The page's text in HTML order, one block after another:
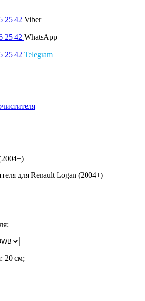
25 42 Viber
25 42 WhatsApp
25 42 Telegram
для Renault Logan (2004+)
: 20 см;